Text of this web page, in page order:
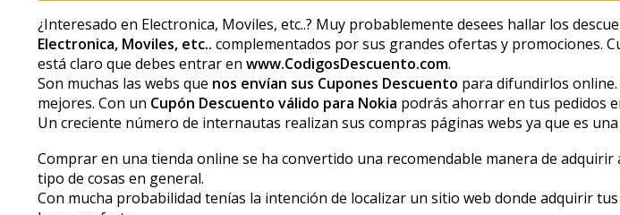
¿Interesado en Electronica, Moviles, etc..? Muy probablemente desees hallar los
Electronica, Moviles, etc.. complementados por sus grandes ofertas y promociones.
está claro que debes entrar en www.CodigosDescuento.com.
Son muchas las webs que nos envían sus Cupones Descuento para difundirlos
mejores. Con un Cupón Descuento válido para Nokia podrás ahorrar en tus pedidos
Un creciente número de internautas realizan sus compras páginas webs ya que es
Comprar en una tienda online se ha convertido una recomendable manera de
tipo de cosas en general.
Con mucha probabilidad tenías la intención de localizar un sitio web donde adquirir